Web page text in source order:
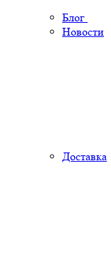
Блог
Новости
Доставка